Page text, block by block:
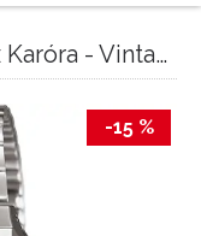
Casio A168WEM-1EF Unisex Karóra - Vintage
-15 %